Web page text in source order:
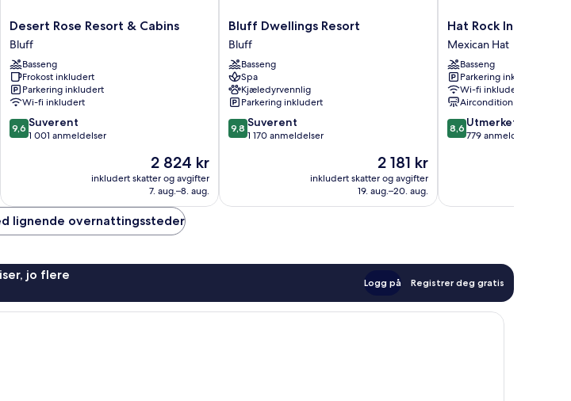
Desert
Rose
Resort
&
Cabins
Bluff
Desert Rose Resort & Cabins
Bluff
Basseng
Frokost inkludert
Parkering inkludert
Wi-fi inkludert
9.6
av
9,6 Suverent
1 001 anmeldelser
Prisen
er
2 824 kr
2 824 kr
inkludert skatter og avgifter
7. aug.–8. aug.
Bluff
Dwellings
Resort
Bluff
Bluff Dwellings Resort
Bluff
Basseng
Spa
Kjæledyrvennlig
Parkering inkludert
9.8
av
9,8 Suverent
1 170 anmeldelser
Prisen
er
2 181 kr
2 181 kr
inkludert skatter og avgifter
19. aug.–20. aug.
Hat
Rock
Inn
Mexican
Hat
Hat Rock Inn
Mexican Hat
Basseng
Parkering inkludert
Wi-fi inkludert
Aircondition
8.6
av
8,6 Utmerket
779 anmeldelser
lignende overnattingssteder
jo flere
Logg på Registrer deg gratis